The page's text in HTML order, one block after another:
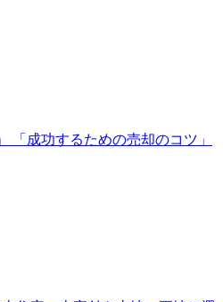
成功するための売却のコツ」